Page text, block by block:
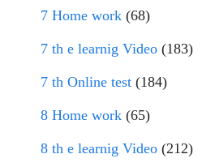
7 Home work (68)
7 th e learnig Video (183)
7 th Online test (184)
8 Home work (65)
8 th e learnig Video (212)